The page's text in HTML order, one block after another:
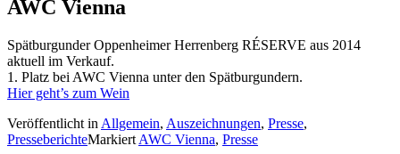
AWC Vienna
Spätburgunder Oppenheimer Herrenberg RÉSERVE aus 2014
aktuell im Verkauf.
1. Platz bei AWC Vienna unter den Spätburgundern.
Hier geht’s zum Wein
Veröffentlicht in Allgemein, Auszeichnungen, Presse,
PresseberichteMarkiert AWC Vienna, Presse